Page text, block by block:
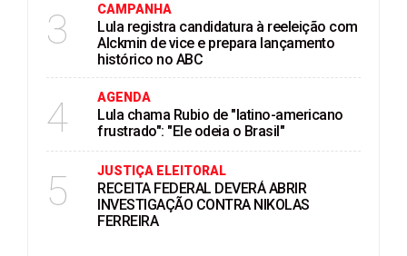
3 CAMPANHA
Lula registra candidatura à reeleição com
Alckmin de vice e prepara lançamento
histórico no ABC
4 AGENDA
Lula chama Rubio de "latino-americano
frustrado": "Ele odeia o Brasil"
5 JUSTIÇA ELEITORAL
RECEITA FEDERAL DEVERÁ ABRIR
INVESTIGAÇÃO CONTRA NIKOLAS
FERREIRA